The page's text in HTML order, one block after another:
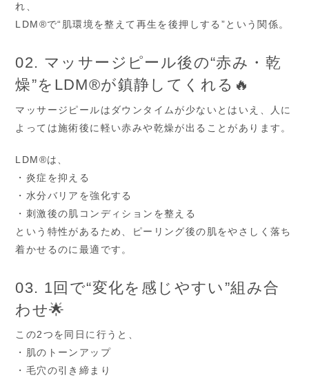
れ、
LDM®で“肌環境を整えて再生を後押しする”という関係。
02. マッサージピール後の“赤み・乾
燥”をLDM®が鎮静してくれる🔥
マッサージピールはダウンタイムが少ないとはいえ、人に
よっては施術後に軽い赤みや乾燥が出ることがあります。
LDM®は、
・炎症を抑える
・水分バリアを強化する
・刺激後の肌コンディションを整える
という特性があるため、ピーリング後の肌をやさしく落ち
着かせるのに最適です。
03. 1回で“変化を感じやすい”組み合
わせ🌟
この2つを同日に行うと、
・肌のトーンアップ
・毛穴の引き締まり